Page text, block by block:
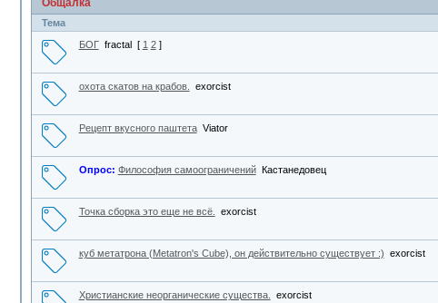
Тема
БОГ fractal [ 1 2 ]
охота скатов на крабов. exorcist
Рецепт вкусного паштета Viator
Опрос: Философия самоограничений Кастанедовец
Точка сборка это еще не всё. exorcist
куб метатрона (Metatron's Cube), он действительно существует :) exorcist
Христианские неорганические существа. exorcist